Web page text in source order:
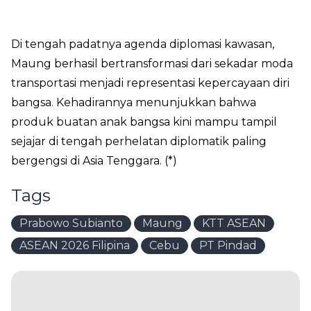
Di tengah padatnya agenda diplomasi kawasan,
Maung berhasil bertransformasi dari sekadar moda
transportasi menjadi representasi kepercayaan diri
bangsa. Kehadirannya menunjukkan bahwa
produk buatan anak bangsa kini mampu tampil
sejajar di tengah perhelatan diplomatik paling
bergengsi di Asia Tenggara. (*)
Tags
Prabowo Subianto Maung
KTT ASEAN
ASEAN 2026 Filipina
Cebu PT Pindad